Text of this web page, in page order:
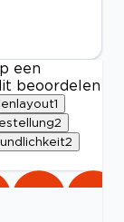
een
beoordelen
1
2
2